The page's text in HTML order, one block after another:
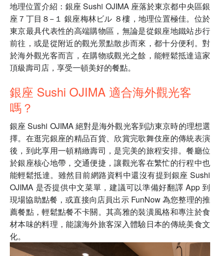
地理位置介紹：銀座 Sushi OJIMA 座落於東京都中央區銀
座７丁目８−１ 銀座梅林ビル ８樓，地理位置極佳。位於
東京最具代表性的高端購物區，無論是從銀座地鐵站步行
前往，或是從附近的觀光景點散步而來，都十分便利。對
於海外觀光客而言，在購物或觀光之餘，能輕鬆抵達這家
頂級壽司店，享受一頓美好的餐點。
銀座 Sushi OJIMA 適合海外觀光客
嗎？
銀座 Sushi OJIMA 絕對是海外觀光客到訪東京時的理想選
擇。在逛完銀座的精品百貨、欣賞完歌舞伎座的傳統表演
後，到此享用一頓精緻壽司，是完美的旅程安排。餐廳位
於銀座核心地帶，交通便捷，讓觀光客在繁忙的行程中也
能輕鬆抵達。雖然目前網路資料中還沒有提到銀座 Sushi
OJIMA 是否提供中文菜單，建議可以準備好翻譯 App 到
現場協助點餐，或直接向店員出示 FunNow 為您整理的推
薦餐點，輕鬆點餐不卡關。其高雅的裝潢風格和專注於食
材本味的料理，能讓海外旅客深入體驗日本的傳統美食文
化。